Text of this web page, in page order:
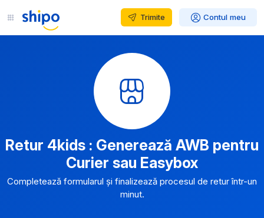
Trimite Contul meu
Retur 4kids : Generează AWB pentru
Curier sau Easybox
Completează formularul și finalizează procesul de retur într-un
minut.